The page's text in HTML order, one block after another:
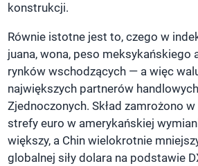
konstrukcji.
Równie istotne jest to, czego w
juana, wona, peso meksykańskiego
rynków wschodzących — a więc
największych partnerów
Zjednoczonych. Skład zamrożono w
strefy euro w amerykańskiej
większy, a Chin wielokrotnie
globalnej siły dolara na podstawie